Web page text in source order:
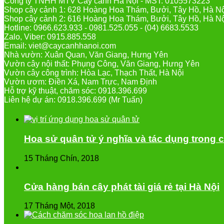
Shop cây cảnh 1: 628 Hoàng Hoa Thám, Bưởi, Tây Hồ, Hà
Shop cây cảnh 2: 616 Hoàng Hoa Thám, Bưởi, Tây Hồ, Hà
Hotline: 0966.623.933 - 0981.525.055 - (04) 6683.5533
Zalo, Viber: 0915.885.558
Email: viet@caycanhhanoi.com
Nhà vườn: Xuân Quan, Văn Giang, Hưng Yên
Vườn cây nội thất: Phụng Công, Văn Giang, Hưng Yên
Vườn cây công trình: Hòa Lạc, Thạch Thất, Hà Nội
Vườn ươm: Điền Xá, Nam Trực, Nam Định
Hỗ trợ kỹ thuật, chăm sóc: 0918.396.699
Liên hệ dự án: 0918.396.699 (Mr Tuấn)
Hoa sử quân tử ý nghĩa và tác dụng trong
15 Tháng Chín, 2018
Cửa hàng bán cây phát tài giá rẻ tại Hà Nội
17 Tháng Một, 2018